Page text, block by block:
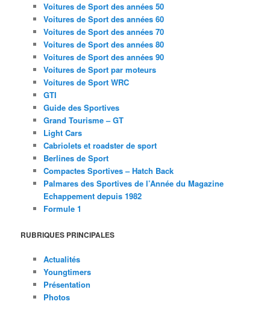
Voitures de Sport des années 50
Voitures de Sport des années 60
Voitures de Sport des années 70
Voitures de Sport des années 80
Voitures de Sport des années 90
Voitures de Sport par moteurs
Voitures de Sport WRC
GTI
Guide des Sportives
Grand Tourisme – GT
Light Cars
Cabriolets et roadster de sport
Berlines de Sport
Compactes Sportives – Hatch Back
Palmares des Sportives de l’Année du Magazine
Echappement depuis 1982
Formule 1
RUBRIQUES PRINCIPALES
Actualités
Youngtimers
Présentation
Photos